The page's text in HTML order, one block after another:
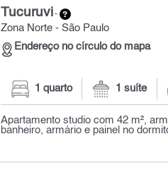
Tucuruvi-
Zona Norte - São Paulo
Endereço no círculo do mapa
1 quarto 1 suíte
Apartamento studio com 42 m²,
banheiro, armário e painel no